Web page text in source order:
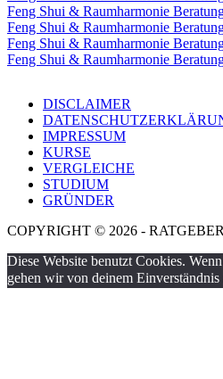
Feng Shui & Raumharmonie
Feng Shui & Raumharmonie
Feng Shui & Raumharmonie
Feng Shui & Raumharmonie
DISCLAIMER
IMPRESSUM
KURSE
VERGLEICHE
STUDIUM
GRÜNDER
COPYRIGHT © 2026 -
Diese Website benutzt Cookies.
gehen wir von deinem Einverständnis